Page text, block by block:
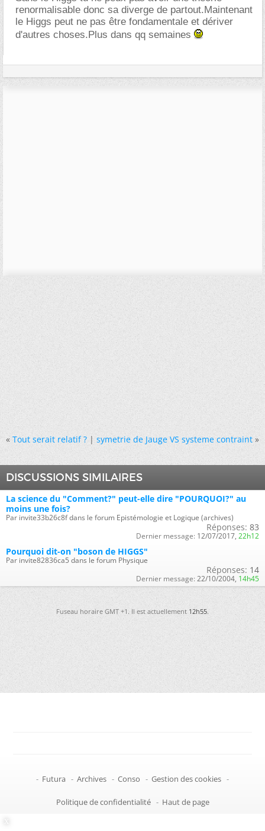
renormalisable donc sa diverge de partout.Maintenant
le Higgs peut ne pas être fondamentale et dériver
d'autres choses.Plus dans qq semaines
« Tout serait relatif ?|symetrie de Jauge VS systeme contraint »
DISCUSSIONS SIMILAIRES
La science du "Comment?" peut-elle dire "POURQUOI?" au
moins une fois?
Par invite33b26c8f dans le forum Epistémologie et Logique (archives)
Réponses: 83
Dernier message: 12/07/2017, 22h12
Pourquoi dit-on "boson de HIGGS"
Par invite82836ca5 dans le forum Physique
Réponses: 14
Dernier message: 22/10/2004, 14h45
Fuseau horaire GMT +1. Il est actuellement12h55.
- Futura - Archives - Conso - Gestion des cookies -
Politique de confidentialité - Haut de page